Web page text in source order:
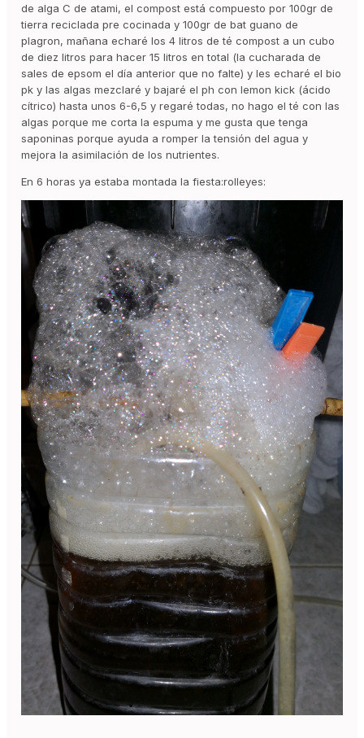
de alga C de atami, el compost está compuesto por 100gr de
tierra reciclada pre cocinada y 100gr de bat guano de
plagron, mañana echaré los 4 litros de té compost a un cubo
de diez litros para hacer 15 litros en total (la cucharada de
sales de epsom el día anterior que no falte) y les echaré el bio
pk y las algas mezclaré y bajaré el ph con lemon kick (ácido
cítrico) hasta unos 6-6,5 y regaré todas, no hago el té con las
algas porque me corta la espuma y me gusta que tenga
saponinas porque ayuda a romper la tensión del agua y
mejora la asimilación de los nutrientes.
En 6 horas ya estaba montada la fiesta:rolleyes: